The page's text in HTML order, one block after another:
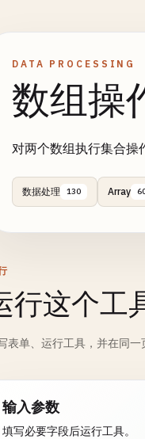
DATA PROCESSING
数组操
对两个数组执行集合操
数据处理 130 Array
行这个工
表单、运行工具，并在同一
输入参数
填写必要字段后运行工具。